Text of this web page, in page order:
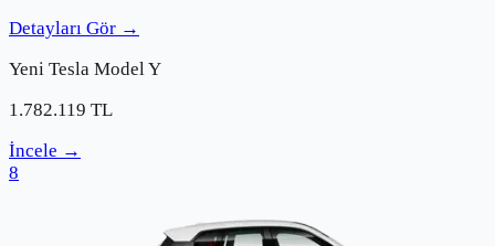
Detayları Gör →
Yeni Tesla Model Y
1.782.119 TL
İncele →
8